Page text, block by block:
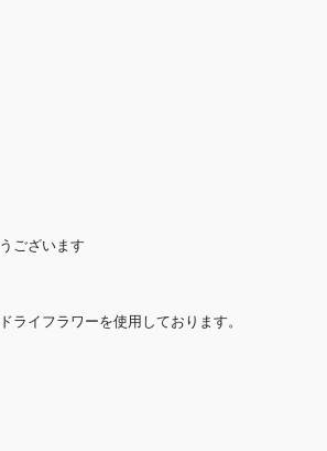
ございます
ライフラワーを使用しております。